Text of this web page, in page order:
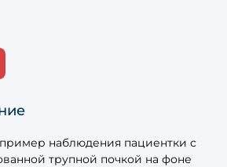
наблюдения пациентки с
трупной почкой на фоне